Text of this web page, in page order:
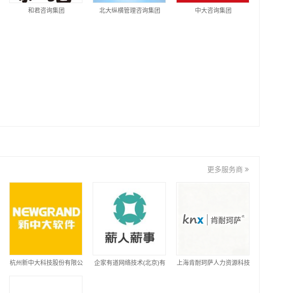
和君咨询集团 北大纵横管理咨询集团 中大咨询集团
更多服务商
杭州新中大科技股份有限公 企家有道网络技术(北京)有 上海肯耐珂萨人力资源科技